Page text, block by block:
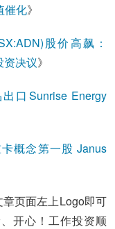
催化》
股价高飙：
资决议》
口Sunrise Energy
概念第一股 Janus
章页面左上Logo即可
开心！工作投资顺